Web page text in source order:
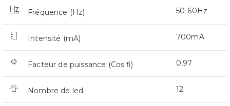
Fréquence (Hz) 50-60Hz
Intensité (mA) 700mA
Facteur de puissance (Cos fi) 0,97
Nombre de led 12